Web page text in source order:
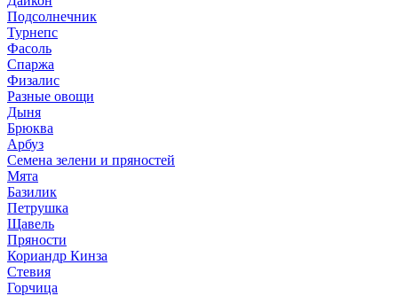
Подсолнечник
Турнепс
Фасоль
Спаржа
Физалис
Разные овощи
Дыня
Брюква
Арбуз
Семена зелени и пряностей
Мята
Базилик
Петрушка
Щавель
Пряности
Кориандр Кинза
Стевия
Горчица